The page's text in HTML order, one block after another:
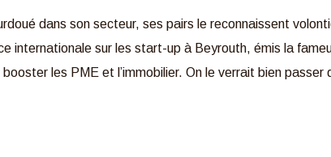
dans son secteur, ses pairs le reconnaissent
internationale sur les start-up à Beyrouth, émis la
booster les PME et l’immobilier. On le verrait bien